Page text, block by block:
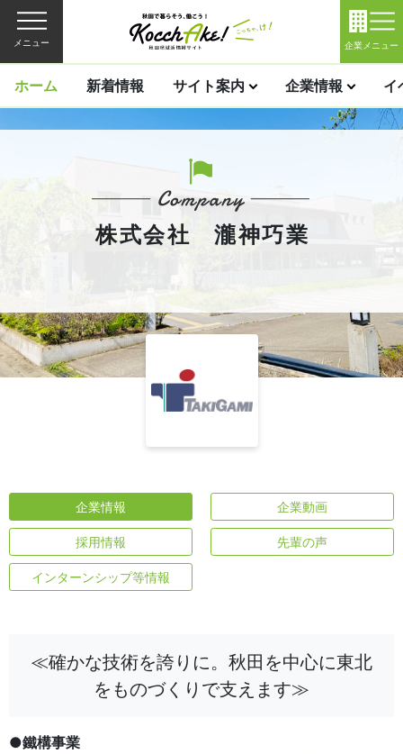
メニュー 企業メニュー
ホーム 新着情報 サイト案内 企業情報 イ
株式会社 瀧神巧業
企業情報 企業動画
採用情報 先輩の声
インターンシップ等情報
≪確かな技術を誇りに。秋田を中心に東北
をものづくりで支えます≫
●鐵構事業